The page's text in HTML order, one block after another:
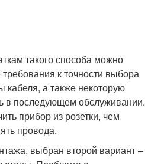
такого способа можно
к точности выбора
кабеля, а также некоторую
в последующем обслуживании.
прибор из розетки, чем
провода.
выбран второй вариант –